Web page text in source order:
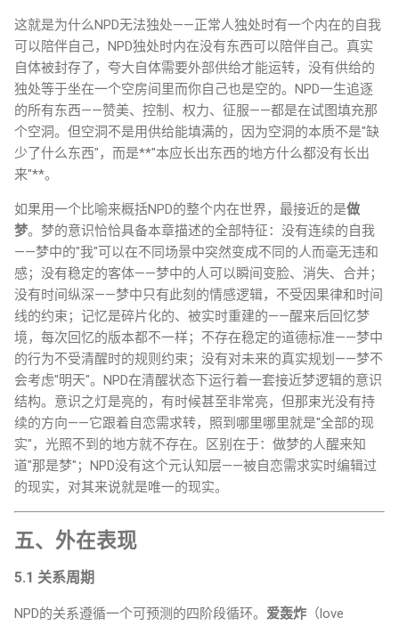
这就是为什么NPD无法独处——正常人独处时有一个内在的自我
可以陪伴自己，NPD独处时内在没有东西可以陪伴自己。真实
自体被封存了，夸大自体需要外部供给才能运转，没有供给的
独处等于坐在一个空房间里而你自己也是空的。NPD一生追逐
的所有东西——赞美、控制、权力、征服——都是在试图填充那
个空洞。但空洞不是用供给能填满的，因为空洞的本质不是"缺
少了什么东西"，而是**"本应长出东西的地方什么都没有长出
来"**。
如果用一个比喻来概括NPD的整个内在世界，最接近的是做
梦。梦的意识恰恰具备本章描述的全部特征：没有连续的自我
——梦中的"我"可以在不同场景中突然变成不同的人而毫无违和
感；没有稳定的客体——梦中的人可以瞬间变脸、消失、合并；
没有时间纵深——梦中只有此刻的情感逻辑，不受因果律和时间
线的约束；记忆是碎片化的、被实时重建的——醒来后回忆梦
境，每次回忆的版本都不一样；不存在稳定的道德标准——梦中
的行为不受清醒时的规则约束；没有对未来的真实规划——梦不
会考虑"明天"。NPD在清醒状态下运行着一套接近梦逻辑的意识
结构。意识之灯是亮的，有时候甚至非常亮，但那束光没有持
续的方向——它跟着自恋需求转，照到哪里哪里就是"全部的现
实"，光照不到的地方就不存在。区别在于：做梦的人醒来知
道"那是梦"；NPD没有这个元认知层——被自恋需求实时编辑过
的现实，对其来说就是唯一的现实。
五、外在表现
5.1 关系周期
NPD的关系遵循一个可预测的四阶段循环。 爱轰炸 （love